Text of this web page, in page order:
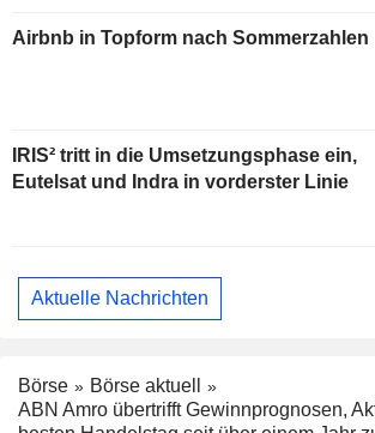
Airbnb in Topform nach Sommerzahlen
IRIS² tritt in die Umsetzungsphase ein,
Eutelsat und Indra in vorderster Linie
Aktuelle Nachrichten
Börse
Börse aktuell
ABN Amro übertrifft Gewinnprognosen,